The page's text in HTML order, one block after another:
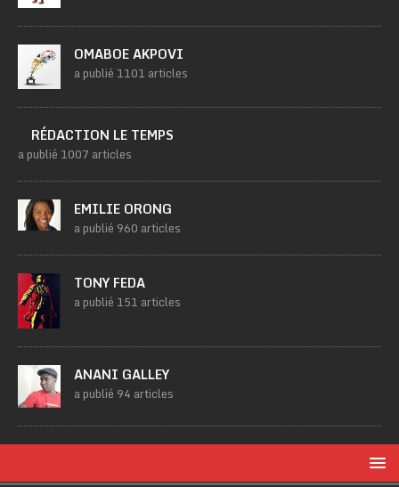
OMABOE AKPOVI
a publié 1101 articles
RÉDACTION LE TEMPS
a publié 1007 articles
EMILIE ORONG
a publié 960 articles
TONY FEDA
a publié 151 articles
ANANI GALLEY
a publié 94 articles